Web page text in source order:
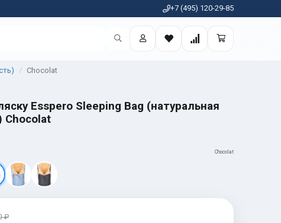
+7 (495) 120-29-85
Chocolat
Esspero Sleeping Bag (натуральная
Chocolat
Chocolat
₽